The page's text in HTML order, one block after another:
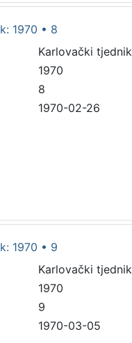
1970 • 8
Karlovački tjednik
1970
8
1970-02-26
1970 • 9
Karlovački tjednik
1970
9
1970-03-05